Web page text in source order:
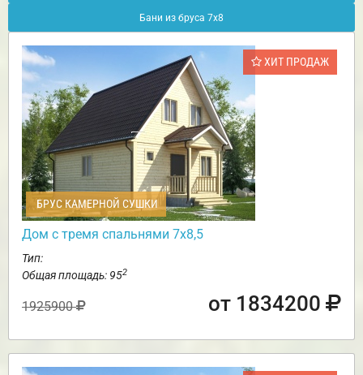
Бани из бруса 7х8
ХИТ ПРОДАЖ
БРУС КАМЕРНОЙ СУШКИ
Дом с тремя спальнями 7х8,5
Тип:
Общая площадь: 952
1925900 от 1834200